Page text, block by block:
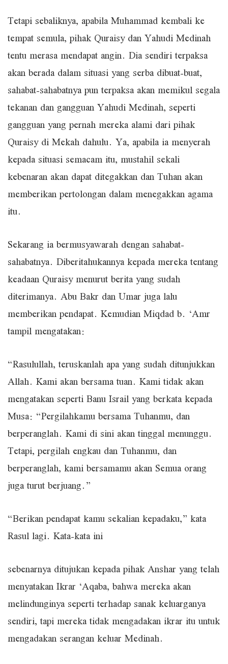
Tetapi sebaliknya, apabila Muhammad kembali ke
tempat semula, pihak Quraisy dan Yahudi Medinah
tentu merasa mendapat angin. Dia sendiri terpaksa
akan berada dalam situasi yang serba dibuat-buat,
sahabat-sahabatnya pun terpaksa akan memikul segala
tekanan dan gangguan Yahudi Medinah, seperti
gangguan yang pernah mereka alami dari pihak
Quraisy di Mekah dahulu. Ya, apabila ia menyerah
kepada situasi semacam itu, mustahil sekali
kebenaran akan dapat ditegakkan dan Tuhan akan
memberikan pertolongan dalam menegakkan agama
itu.
Sekarang ia bermusyawarah dengan sahabat-
sahabatnya. Diberitahukannya kepada mereka tentang
keadaan Quraisy menurut berita yang sudah
diterimanya. Abu Bakr dan Umar juga lalu
memberikan pendapat. Kemudian Miqdad b. ‘Amr
tampil mengatakan:
“Rasulullah, teruskanlah apa yang sudah ditunjukkan
Allah. Kami akan bersama tuan. Kami tidak akan
mengatakan seperti Banu Israil yang berkata kepada
Musa: “Pergilahkamu bersama Tuhanmu, dan
berperanglah. Kami di sini akan tinggal menunggu.
Tetapi, pergilah engkau dan Tuhanmu, dan
berperanglah, kami bersamamu akan Semua orang
juga turut berjuang.”
“Berikan pendapat kamu sekalian kepadaku,” kata
Rasul lagi. Kata-kata ini
sebenarnya ditujukan kepada pihak Anshar yang telah
menyatakan Ikrar ‘Aqaba, bahwa mereka akan
melindunginya seperti terhadap sanak keluarganya
sendiri, tapi mereka tidak mengadakan ikrar itu untuk
mengadakan serangan keluar Medinah.